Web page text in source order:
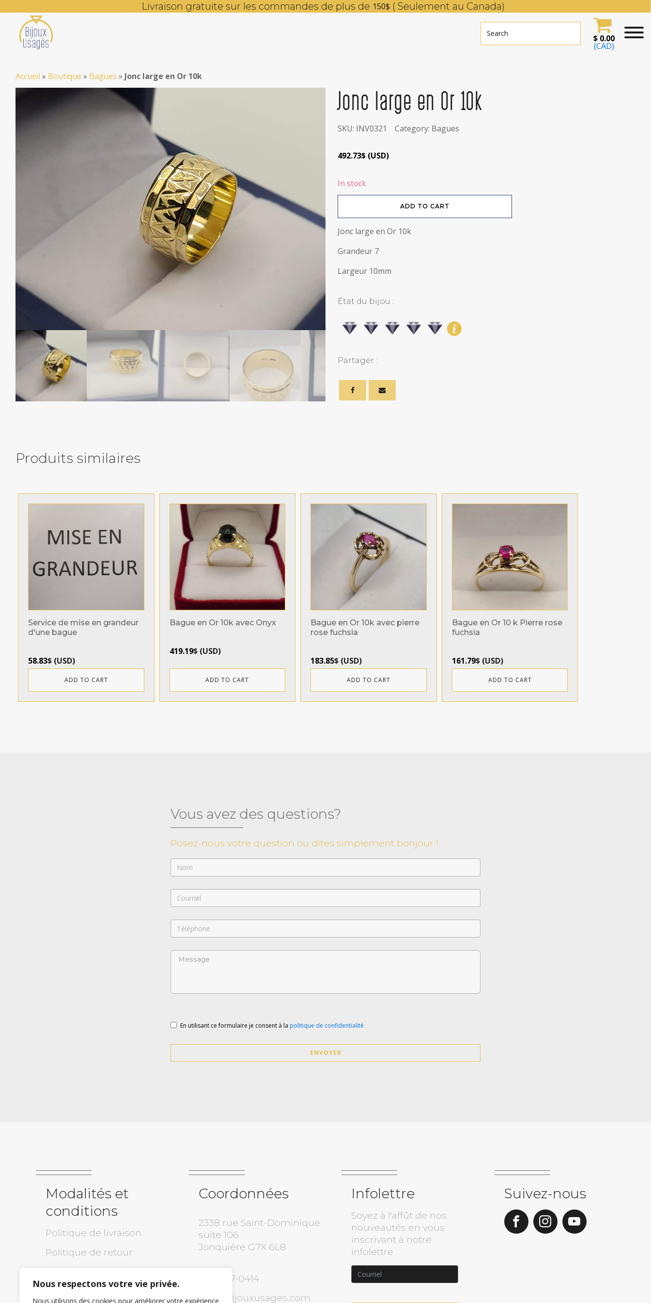
Nous respectons votre vie privée.
Nous utilisons des cookies pour améliorer votre expérience
Livraison gratuite sur les commandes de plus de 150$ ( Seulement au Canada)
$0.00
(CAD)
Accueil » Boutique » Bagues » Jonc large en Or 10k
Jonc large en Or 10k
SKU: INV0321 Category: Bagues
492.73$ (USD)
In stock
Or
quantity
ADD TO CART
Jonc large en Or 10k
Grandeur 7
Largeur 10mm
État du bijou :
Partager :
Produits similaires
Service de mise en grandeur
d'une bague
58.83$ (USD)
ADD TO CART
Bague en Or 10k avec Onyx
419.19$(USD)
ADD TO CART
Bague en Or 10k avec pierre
rose fuchsia
183.85$ (USD)
ADD TO CART
Bague en Or 10 k Pierre rose
fuchsia
161.79$(USD)
ADD TO CART
Vous avez des questions?
Posez-nous votre question ou dites simplement bonjour !
En utilisant ce formulaire je consent à la politique de confidentialité
ENVOYER
Modalités et
conditions
Politique de livraison
Politique de retour
Garantie
Coordonnées
2338 rue Saint-Dominique
suite 106
Jonquière G7X 6L8
(418) 817-0414
info@bijouxusages.com
Infolettre
Soyez à l'affût de nos
nouveautés en vous
inscrivant à notre
infolettre
Suivez-nous